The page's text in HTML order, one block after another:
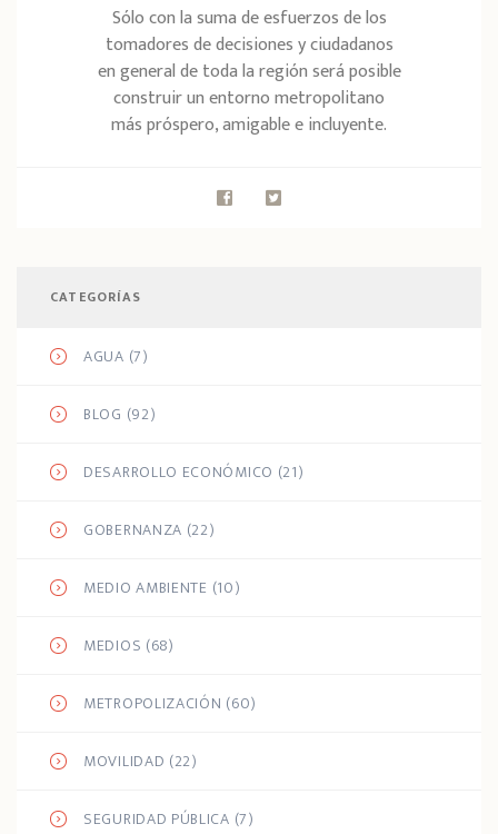
Sólo con la suma de esfuerzos de los
tomadores de decisiones y ciudadanos
en general de toda la región será posible
construir un entorno metropolitano
más próspero, amigable e incluyente.
CATEGORÍAS
AGUA (7)
BLOG (92)
DESARROLLO ECONÓMICO (21)
GOBERNANZA (22)
MEDIO AMBIENTE (10)
MEDIOS (68)
METROPOLIZACIÓN (60)
MOVILIDAD (22)
SEGURIDAD PÚBLICA (7)